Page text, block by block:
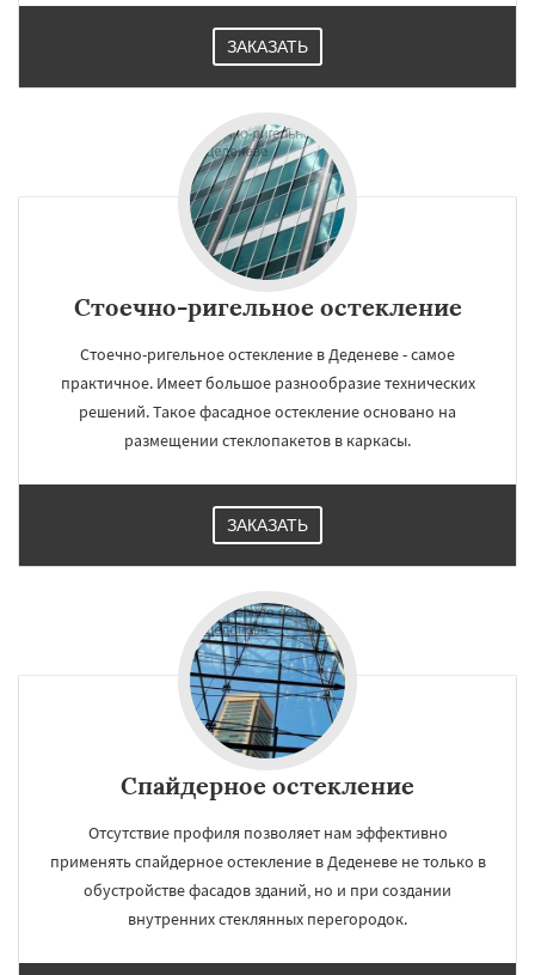
ЗАКАЗАТЬ
Стоечно-ригельное остекление
Стоечно-ригельное остекление в Деденеве - самое
практичное. Имеет большое разнообразие технических
решений. Такое фасадное остекление основано на
размещении стеклопакетов в каркасы.
ЗАКАЗАТЬ
Спайдерное остекление
Отсутствие профиля позволяет нам эффективно
применять спайдерное остекление в Деденеве не только в
обустройстве фасадов зданий, но и при создании
внутренних стеклянных перегородок.